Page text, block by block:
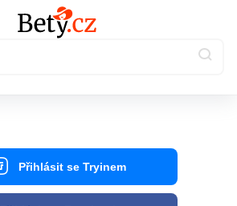
Přihlásit se Tryinem